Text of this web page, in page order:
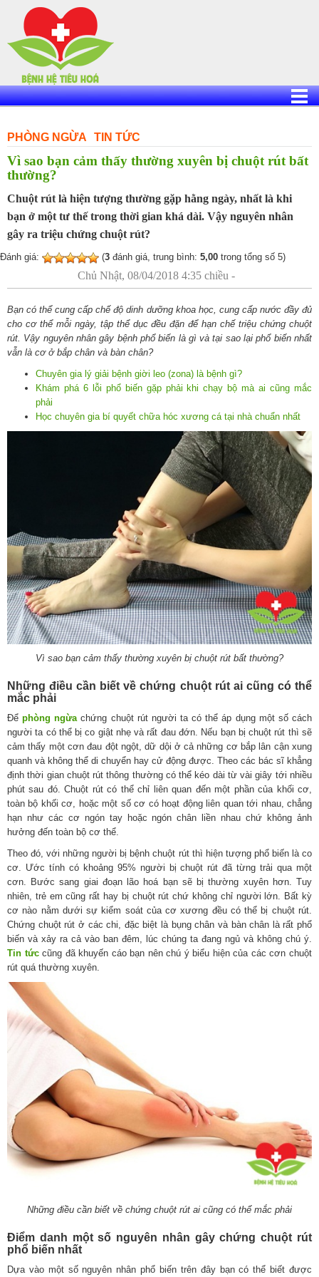
content
PHÒNG NGỪA TIN TỨC
Vì sao bạn cảm thấy thường xuyên bị chuột rút bất
thường?
Chuột rút là hiện tượng thường gặp hằng ngày, nhất là khi
bạn ở một tư thế trong thời gian khá dài. Vậy nguyên nhân
gây ra triệu chứng chuột rút?
Đánh giá: (3 đánh giá, trung bình: 5,00 trong tổng số 5)
Chủ Nhật, 08/04/2018 4:35 chiều -
Bạn có thể cung cấp chế độ dinh dưỡng khoa học, cung cấp nước đầy đủ
cho cơ thể mỗi ngày, tập thể dục đều đặn để hạn chế triệu chứng chuột
rút. Vậy nguyên nhân gây bệnh phổ biến là gì và tại sao lại phổ biến nhất
vẫn là cơ ở bắp chân và bàn chân?
Chuyên gia lý giải bệnh giời leo (zona) là bệnh gì?
Khám phá 6 lỗi phổ biến gặp phải khi chạy bộ mà ai cũng mắc
phải
Học chuyên gia bí quyết chữa hóc xương cá tại nhà chuẩn nhất
Vì sao bạn cảm thấy thường xuyên bị chuột rút bất thường?
Những điều cần biết về chứng chuột rút ai cũng có thể
mắc phải
Đểphòng ngừachứng chuột rút người ta có thể áp dụng một số cách
người ta có thể bị co giật nhẹ và rất đau đớn. Nếu bạn bị chuột rút thì sẽ
cảm thấy một cơn đau đột ngột, dữ dội ở cả những cơ bắp lân cận xung
quanh và không thể di chuyển hay cử động được. Theo các bác sĩ khẳng
định thời gian chuột rút thông thường có thể kéo dài từ vài giây tới nhiều
phút sau đó. Chuột rút có thể chỉ liên quan đến một phần của khối cơ,
toàn bộ khối cơ, hoặc một số cơ có hoạt động liên quan tới nhau, chẳng
hạn như các cơ ngón tay hoặc ngón chân liền nhau chứ không ảnh
hưởng đến toàn bộ cơ thể.
Theo đó, với những người bị bệnh chuột rút thì hiện tượng phổ biến là co
cơ. Ước tính có khoảng 95% người bị chuột rút đã từng trải qua một
cơn. Bước sang giai đoạn lão hoá bạn sẽ bị thường xuyên hơn. Tuy
nhiên, trẻ em cũng rất hay bị chuột rút chứ không chỉ người lớn. Bất kỳ
cơ nào nằm dưới sự kiểm soát của cơ xương đều có thể bị chuột rút.
Chứng chuột rút ở các chi, đặc biệt là bụng chân và bàn chân là rất phổ
biến và xảy ra cả vào ban đêm, lúc chúng ta đang ngủ và không chú ý.
Tin tứccũng đã khuyến cáo bạn nên chú ý biểu hiện của các cơn chuột
rút quá thường xuyên.
Những điều cần biết về chứng chuột rút ai cũng có thể mắc phải
Điểm danh một số nguyên nhân gây chứng chuột rút
phổ biến nhất
Dựa vào một số nguyên nhân phổ biến trên đây bạn có thể biết được